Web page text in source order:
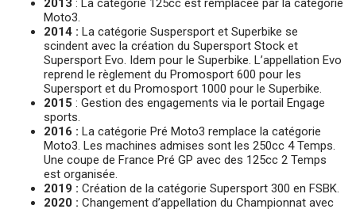
Moto3.
2014 : La catégorie Suspersport et Superbike se
scindent avec la création du Supersport Stock et
Supersport Evo. Idem pour le Superbike. L’appellation Evo
reprend le règlement du Promosport 600 pour les
Supersport et du Promosport 1000 pour le Superbike.
2015 : Gestion des engagements via le portail Engage
sports.
2016 : La catégorie Pré Moto3 remplace la catégorie
Moto3. Les machines admises sont les 250cc 4 Temps.
Une coupe de France Pré GP avec des 125cc 2 Temps
est organisée.
2019 : Création de la catégorie Supersport 300 en FSBK.
2020 : Changement d’appellation du Championnat avec